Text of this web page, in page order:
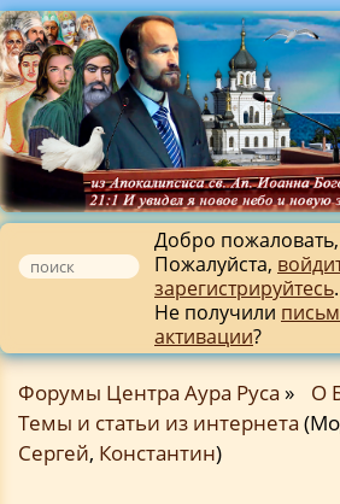
Добро пожаловать,
Пожалуйста,
зарегистрируйтесь.
Не получили
активации?
Форумы Центра Аура Руса » О
Темы и статьи из интернета
Сергей, Константин)